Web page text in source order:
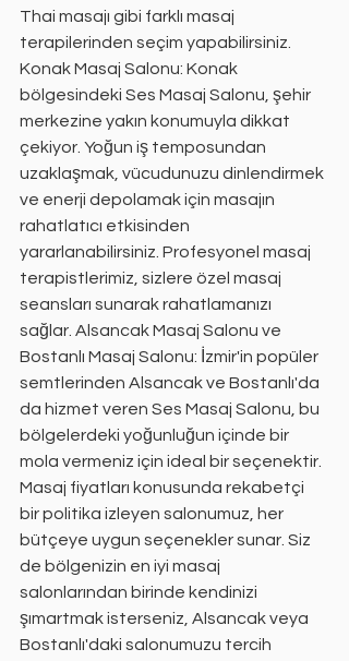
Thai masajı gibi farklı masaj
terapilerinden seçim yapabilirsiniz.
Konak Masaj Salonu: Konak
bölgesindeki Ses Masaj Salonu, şehir
merkezine yakın konumuyla dikkat
çekiyor. Yoğun iş temposundan
uzaklaşmak, vücudunuzu dinlendirmek
ve enerji depolamak için masajın
rahatlatıcı etkisinden
yararlanabilirsiniz. Profesyonel masaj
terapistlerimiz, sizlere özel masaj
seansları sunarak rahatlamanızı
sağlar. Alsancak Masaj Salonu ve
Bostanlı Masaj Salonu: İzmir'in popüler
semtlerinden Alsancak ve Bostanlı'da
da hizmet veren Ses Masaj Salonu, bu
bölgelerdeki yoğunluğun içinde bir
mola vermeniz için ideal bir seçenektir.
Masaj fiyatları konusunda rekabetçi
bir politika izleyen salonumuz, her
bütçeye uygun seçenekler sunar. Siz
de bölgenizin en iyi masaj
salonlarından birinde kendinizi
şımartmak isterseniz, Alsancak veya
Bostanlı'daki salonumuzu tercih